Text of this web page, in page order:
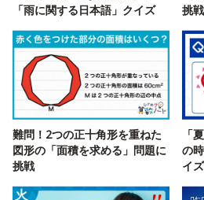
「雨に関する日本語」クイズ
挑
難問！2つの正十角形を重ねた
図形の「面積を求める」問題に
挑戦
「
の
イズ